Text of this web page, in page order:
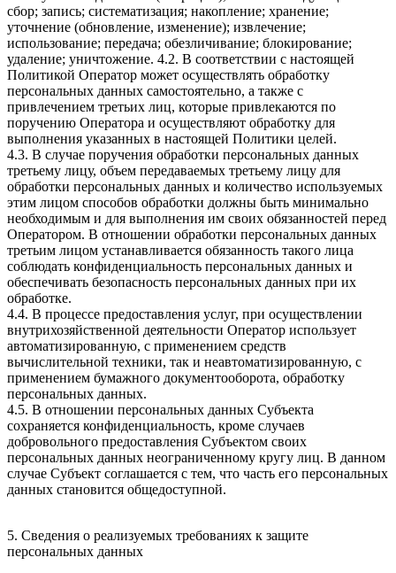
сбор; запись; систематизация; накопление; хранение;
уточнение (обновление, изменение); извлечение;
использование; передача; обезличивание; блокирование;
удаление; уничтожение. 4.2. В соответствии с настоящей
Политикой Оператор может осуществлять обработку
персональных данных самостоятельно, а также с
привлечением третьих лиц, которые привлекаются по
поручению Оператора и осуществляют обработку для
выполнения указанных в настоящей Политики целей.
4.3. В случае поручения обработки персональных данных
третьему лицу, объем передаваемых третьему лицу для
обработки персональных данных и количество используемых
этим лицом способов обработки должны быть минимально
необходимым и для выполнения им своих обязанностей перед
Оператором. В отношении обработки персональных данных
третьим лицом устанавливается обязанность такого лица
соблюдать конфиденциальность персональных данных и
обеспечивать безопасность персональных данных при их
обработке.
4.4. В процессе предоставления услуг, при осуществлении
внутрихозяйственной деятельности Оператор использует
автоматизированную, с применением средств
вычислительной техники, так и неавтоматизированную, с
применением бумажного документооборота, обработку
персональных данных.
4.5. В отношении персональных данных Субъекта
сохраняется конфиденциальность, кроме случаев
добровольного предоставления Субъектом своих
персональных данных неограниченному кругу лиц. В данном
случае Субъект соглашается с тем, что часть его персональных
данных становится общедоступной.
5. Сведения о реализуемых требованиях к защите
персональных данных